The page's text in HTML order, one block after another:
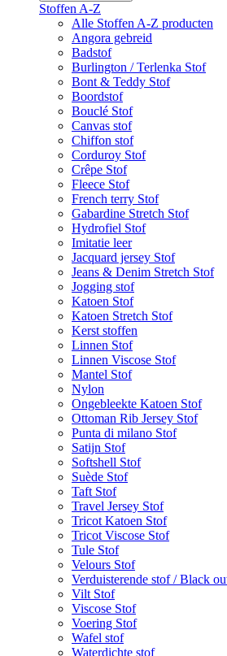
Stoffen A-Z
Alle Stoffen A-Z producten
Angora gebreid
Badstof
Burlington / Terlenka Stof
Bont & Teddy Stof
Boordstof
Bouclé Stof
Canvas stof
Chiffon stof
Corduroy Stof
Crêpe Stof
Fleece Stof
French terry Stof
Gabardine Stretch Stof
Hydrofiel Stof
Imitatie leer
Jacquard jersey Stof
Jeans & Denim Stretch Stof
Jogging stof
Katoen Stof
Katoen Stretch Stof
Kerst stoffen
Linnen Stof
Linnen Viscose Stof
Mantel Stof
Nylon
Ongebleekte Katoen Stof
Ottoman Rib Jersey Stof
Punta di milano Stof
Satijn Stof
Softshell Stof
Suède Stof
Taft Stof
Travel Jersey Stof
Tricot Katoen Stof
Tricot Viscose Stof
Tule Stof
Velours Stof
Verduisterende stof / Black
Vilt Stof
Viscose Stof
Voering Stof
Wafel stof
Waterdichte stof